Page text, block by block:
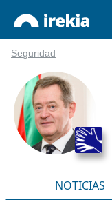
Seguridad
NOTICIAS